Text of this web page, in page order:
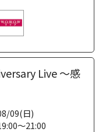
Live ～感
09(日)
～21:00